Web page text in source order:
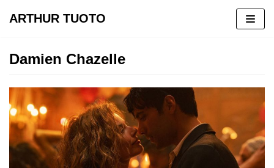
o
ARTHUR TUOTO
Damien Chazelle